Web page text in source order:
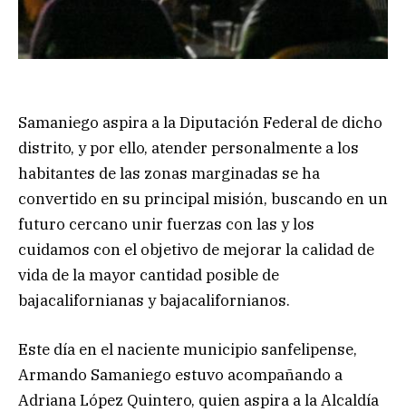
Samaniego aspira a la Diputación Federal de dicho
distrito, y por ello, atender personalmente a los
habitantes de las zonas marginadas se ha
convertido en su principal misión, buscando en un
futuro cercano unir fuerzas con las y los
cuidamos con el objetivo de mejorar la calidad de
vida de la mayor cantidad posible de
bajacalifornianas y bajacalifornianos.
Este día en el naciente municipio sanfelipense,
Armando Samaniego estuvo acompañando a
Adriana López Quintero, quien aspira a la Alcaldía